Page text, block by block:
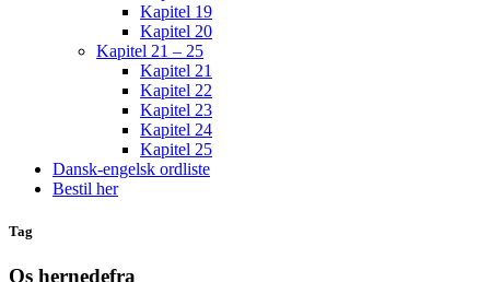
Kapitel 19
Kapitel 20
Kapitel 21 – 25
Kapitel 21
Kapitel 22
Kapitel 23
Kapitel 24
Kapitel 25
Dansk-engelsk ordliste
Bestil her
Tag
Os hernedefra